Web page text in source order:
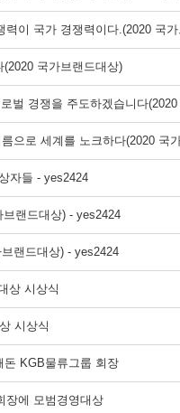
이 국가 경쟁력이다.(2020 국
국가브랜드대상)
벌 경쟁을 주도하겠습니다
으로 세계를 노크하다(2020 국
자들 - yes2424
랜드대상) - yes2424
랜드대상) - yes2424
상 시상식
시상식
돈 KGB물류그룹 회장
장에 모범경영대상